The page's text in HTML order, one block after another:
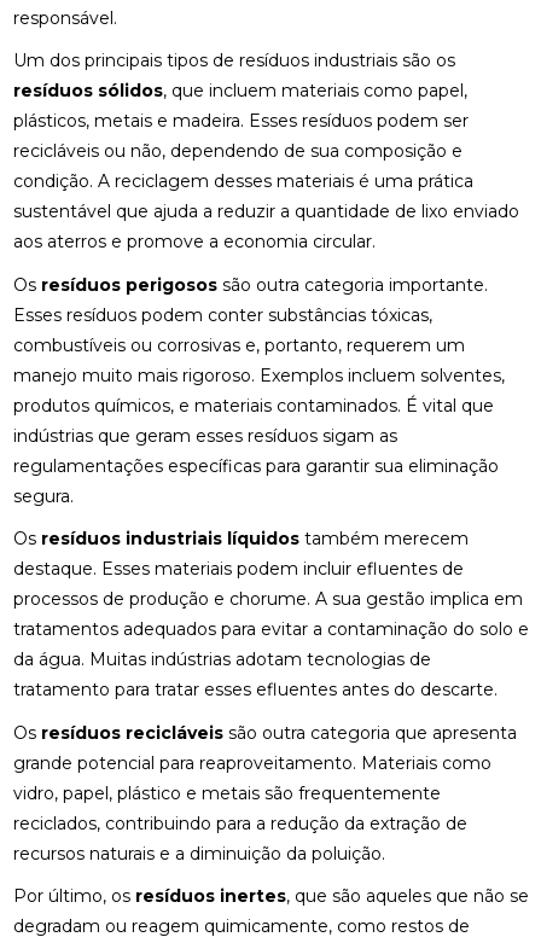
responsável.
Um dos principais tipos de resíduos industriais são os
resíduos sólidos, que incluem materiais como papel,
plásticos, metais e madeira. Esses resíduos podem ser
recicláveis ou não, dependendo de sua composição e
condição. A reciclagem desses materiais é uma prática
sustentável que ajuda a reduzir a quantidade de lixo enviado
aos aterros e promove a economia circular.
Os resíduos perigosossão outra categoria importante.
Esses resíduos podem conter substâncias tóxicas,
combustíveis ou corrosivas e, portanto, requerem um
manejo muito mais rigoroso. Exemplos incluem solventes,
produtos químicos, e materiais contaminados. É vital que
indústrias que geram esses resíduos sigam as
regulamentações específicas para garantir sua eliminação
segura.
Os resíduos industriais líquidostambém merecem
destaque. Esses materiais podem incluir efluentes de
processos de produção e chorume. A sua gestão implica em
tratamentos adequados para evitar a contaminação do solo e
da água. Muitas indústrias adotam tecnologias de
tratamento para tratar esses efluentes antes do descarte.
Os resíduos recicláveissão outra categoria que apresenta
grande potencial para reaproveitamento. Materiais como
vidro, papel, plástico e metais são frequentemente
reciclados, contribuindo para a redução da extração de
recursos naturais e a diminuição da poluição.
Por último, os resíduos inertes, que são aqueles que não se
degradam ou reagem quimicamente, como restos de